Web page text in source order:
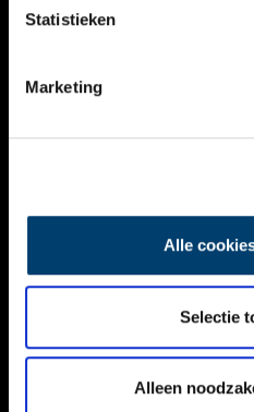
Statistieken
Marketing
Alle
Selectie
Alleen
NIEUWSBRIEF
DISCLAIMER
TOEGANKELIJKHEID
Volg ONH op social media